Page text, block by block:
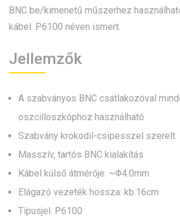
BNC be/kimenetű műszerhez
kábel. P6100 néven ismert.
Jellemzők
A szabványos BNC csatlakozóval
oszcilloszkóphoz használható
Szabvány krokodil-csipesszel szerelt
Masszív, tartós BNC kialakítás
Kábel külső átmérője: ~Φ4.0mm
Elágazó vezeték hossza: kb.16cm
Típusjel: P6100